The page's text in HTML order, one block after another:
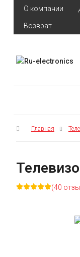
О компании
Возврат
Главная
(40